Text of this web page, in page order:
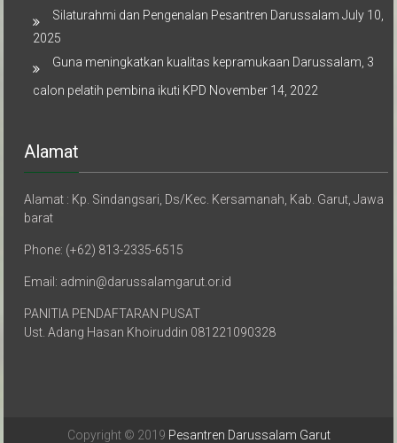
Silaturahmi dan Pengenalan Pesantren Darussalam July 10,
2025
Guna meningkatkan kualitas kepramukaan Darussalam, 3
calon pelatih pembina ikuti KPD November 14, 2022
Alamat
Alamat : Kp. Sindangsari, Ds/Kec. Kersamanah, Kab. Garut, Jawa
barat
Phone: (+62) 813-2335-6515
Email: admin@darussalamgarut.or.id
PANITIA PENDAFTARAN PUSAT
Ust. Adang Hasan Khoiruddin 081221090328
Copyright © 2019 Pesantren Darussalam Garut